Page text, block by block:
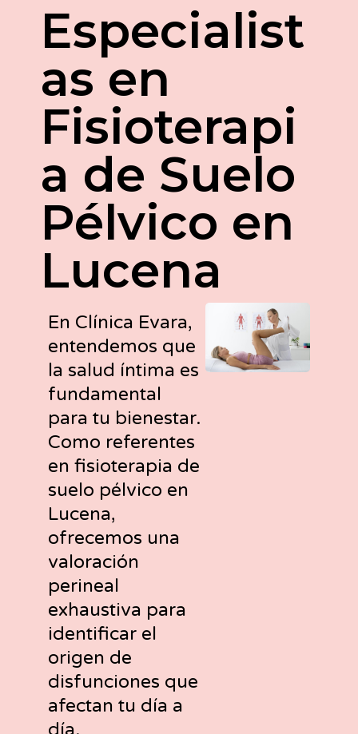
Especialist
as en
Fisioterapi
a de Suelo
Pélvico en
Lucena
En Clínica Evara,
entendemos que
la salud íntima es
fundamental
para tu bienestar.
Como referentes
en fisioterapia de
suelo pélvico en
Lucena,
ofrecemos una
valoración
perineal
exhaustiva para
identificar el
origen de
disfunciones que
afectan tu día a